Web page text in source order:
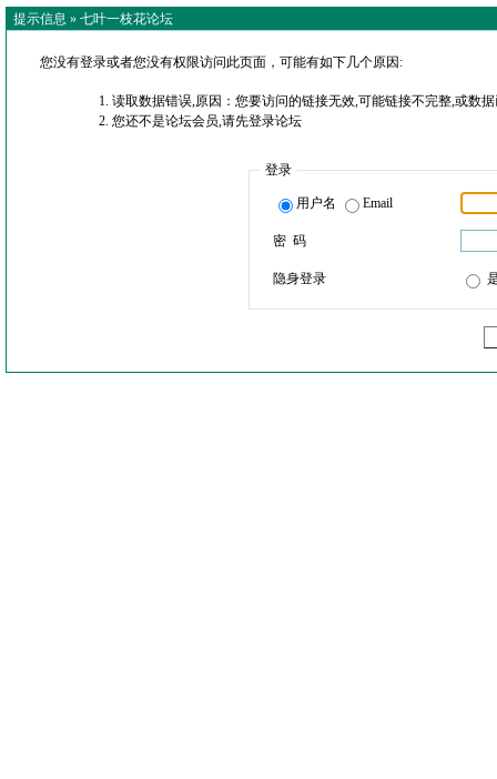
提示信息 » 七叶一枝花论坛
您没有登录或者您没有权限访问此页面，可能有如下几个原因:
读取数据错误,原因：您要访问的链接无效,可能链接不完整,或数
您还不是论坛会员,请先登录论坛
登录
用户名 Email
密 码
隐身登录